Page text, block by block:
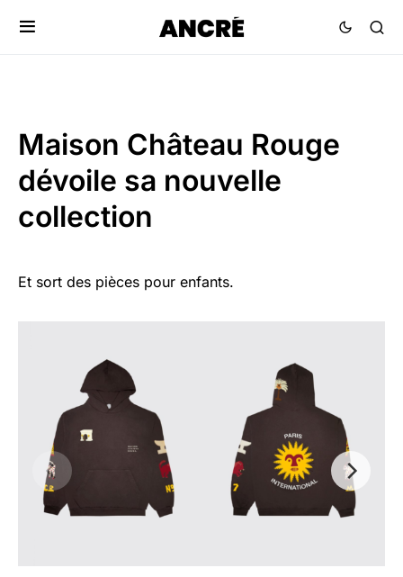
Maison Château Rouge
dévoile sa nouvelle
collection
Et sort des pièces pour enfants.